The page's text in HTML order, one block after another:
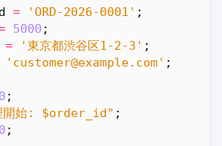
= 'ORD-2026-0001' ;
5000 ;
= '東京都渋谷区1-2-3' ;
'customer@example.com' ;
;
開始: $order_id" ;
;